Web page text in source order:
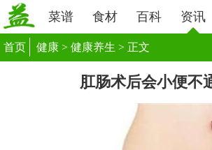
菜谱 食材 百科 资讯
首页 健康 > 健康养生 > 正文
肛肠术后会小便不